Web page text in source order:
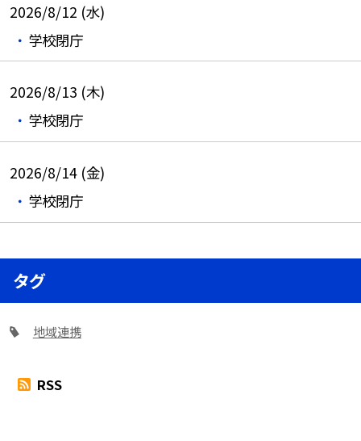
2026/8/12 (水)
学校閉庁
2026/8/13 (木)
学校閉庁
2026/8/14 (金)
学校閉庁
タグ
地域連携
RSS